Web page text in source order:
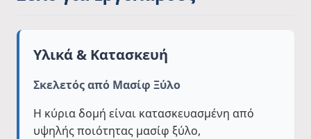
Υλικά & Κατασκευή
Σκελετός από Μασίφ Ξύλο
Η κύρια δομή είναι κατασκευασμένη από
υψηλής ποιότητας μασίφ ξύλο,